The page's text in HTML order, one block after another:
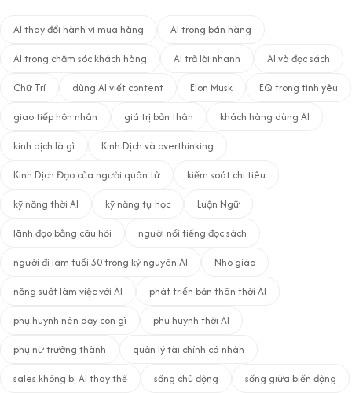
AI thay đổi hành vi mua hàng
AI trong bán hàng
AI trong chăm sóc khách hàng
AI trả lời nhanh
AI và đọc sách
Chữ Trí
dùng AI viết content Elon Musk
EQ trong tình yêu
giao tiếp hôn nhân
giá trị bản thân
khách hàng dùng AI
kinh dịch là gì
Kinh Dịch và overthinking
Kinh Dịch Đạo của người quân tử
kiểm soát chi tiêu
kỹ năng thời AI
kỹ năng tự học
Luận Ngữ
lãnh đạo bằng câu hỏi
người nổi tiếng đọc sách
người đi làm tuổi 30 trong kỷ nguyên AI
Nho giáo
năng suất làm việc với AI
phát triển bản thân thời AI
phụ huynh nên dạy con gì
phụ huynh thời AI
phụ nữ trưởng thành
quản lý tài chính cá nhân
sales không bị AI thay thế
sống chủ động
sống giữa biến động